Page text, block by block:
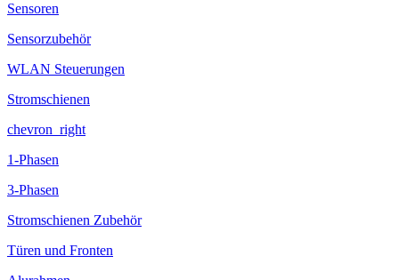
Sensoren
Sensorzubehör
WLAN Steuerungen
Stromschienen
chevron_right
1-Phasen
3-Phasen
Stromschienen Zubehör
Türen und Fronten